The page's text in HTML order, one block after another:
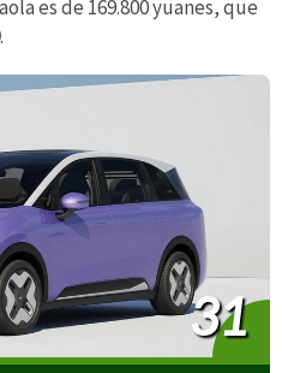
es de 169.800 yuanes, que
.
31